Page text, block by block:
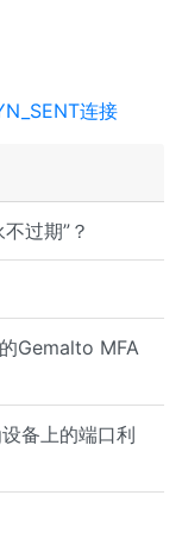
过期”？
Gemalto MFA
备上的端口利
连接